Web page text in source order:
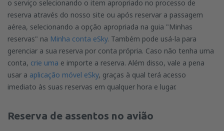
o serviço selecionando o item apropriado no processo de
reserva através do nosso site ou após reservar a passagem
aérea, selecionando a opção apropriada na guia "Minhas
reservas" na Minha conta eSky. Também pode usá-la para
gerenciar a sua reserva por conta própria. Caso não tenha uma
conta, crie uma e importe a reserva. Além disso, vale a pena
usar a aplicação móvel eSky, graças à qual terá acesso
imediato às suas reservas em qualquer hora e lugar.
Reserva de assentos no avião